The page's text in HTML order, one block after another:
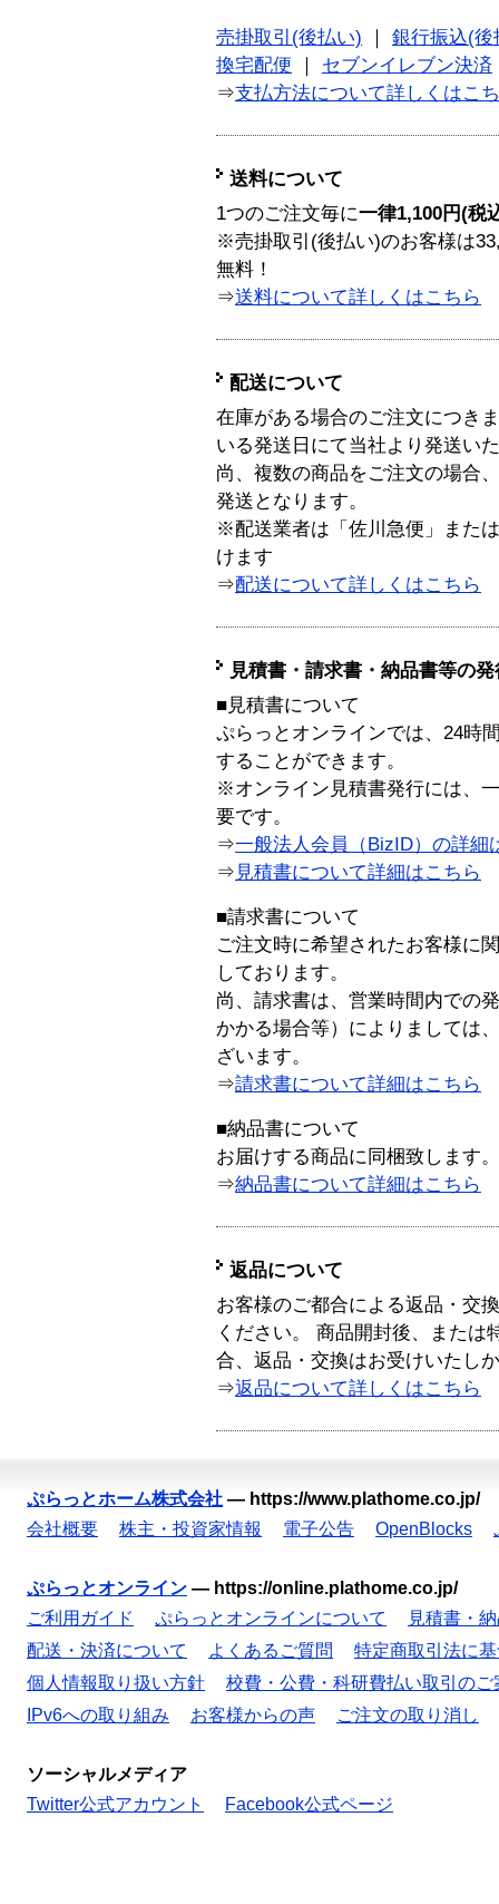
売掛取引(後払い)
銀行振込(後
換宅配便
セブンイレブン決済
⇒支払方法について詳しくはこ
送料について
1つのご注文毎に一律1,100円(税
※売掛取引(後払い)のお客様は
無料！
⇒送料について詳しくはこちら
配送について
在庫がある場合のご注文につき
いる発送日にて当社より発送い
尚、複数の商品をご注文の場合
発送となります。
※配送業者は「佐川急便」また
けます
⇒配送について詳しくはこちら
見積書・請求書・納品書等の
■見積書について
ぷらっとオンラインでは、24時
することができます。
※オンライン見積書発行には、
要です。
⇒一般法人会員（BizID）の詳細
⇒ 見積書について詳細はこちら
■請求書について
ご注文時に希望されたお客様に
しております。
尚、請求書は、営業時間内での
かかる場合等）によりましては
ざいます。
⇒請求書について詳細はこちら
■納品書について
お届けする商品に同梱致します。
⇒納品書について詳細はこちら
返品について
お客様のご都合による返品・交
ください。 商品開封後、または
合、返品・交換はお受けいたし
⇒返品について詳しくはこちら
ぷらっとホーム株式会社 — https://www.plathome.co.jp/
会社概要
株主・投資家情報 電子公告 OpenBlocks
ぷらっとオンライン — https://online.plathome.co.jp/
ご利用ガイド
ぷらっとオンラインについて
見積書・
配送・決済について
よくあるご質問
特定商取引法に
個人情報取り扱い方針
校費・公費・科研費払い取引のご
IPv6への取り組み
お客様からの声 ご注文の取り消し
ソーシャルメディア
Twitter公式アカウント
Facebook公式ページ